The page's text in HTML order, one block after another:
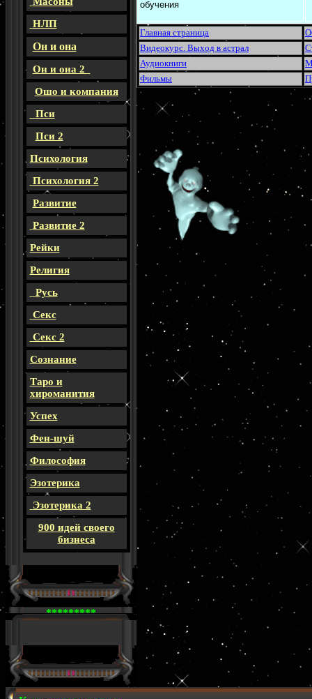
НЛП
Он и она
Он и она 2
Ошо и компания
Пси
Пси 2
Психология
Психология 2
Развитие
Развитие 2
Рейки
Религия
Русь
Секс
Секс 2
Сознание
Таро и
хироманития
Успех
Фен-шуй
Философия
Эзотерика
Эзотерика 2
900 идей своего
бизнеса
*********
обучения
Главная страница
Видеокурс. Выход в астрал
Аудиокниги
Фильмы